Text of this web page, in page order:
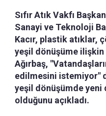
Sıfır Atık Vakfı
Sanayi ve Teknoloji
Kacır, plastik atıklar,
yeşil dönüşüme
Ağırbaş,
edilmesini istemiyor"
yeşil dönüşümde
olduğunu açıkladı.